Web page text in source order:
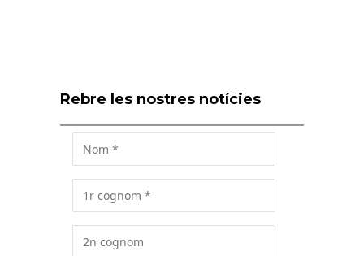
Rebre les nostres notícies